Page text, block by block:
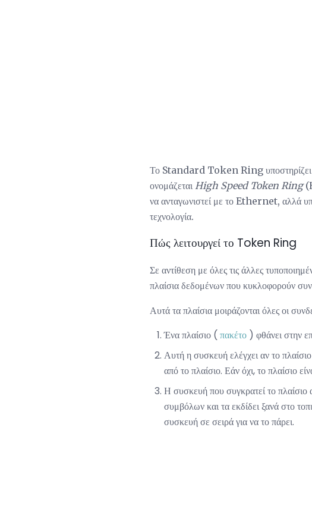
Το Standard Token Ring υποστηρίζει
ονομάζεται High Speed ​​Token Ring
να ανταγωνιστεί με το Ethernet, αλλά
τεχνολογία.
Πώς λειτουργεί το Token Ring
Σε αντίθεση με όλες τις άλλες
πλαίσια δεδομένων που κυκλοφορούν
Αυτά τα πλαίσια μοιράζονται όλες οι
Ένα πλαίσιο ( πακέτο ) φθάνει στην
Αυτή η συσκευή ελέγχει αν το
από το πλαίσιο. Εάν όχι, το πλαίσιο
Η συσκευή που συγκρατεί το πλαίσιο
συμβόλων και τα εκδίδει ξανά στο
συσκευή σε σειρά για να το πάρει.